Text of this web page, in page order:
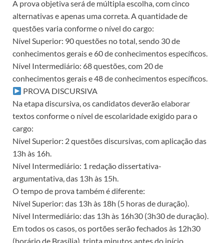
A prova objetiva será de múltipla escolha, com cinco
alternativas e apenas uma correta. A quantidade de
questões varia conforme o nível do cargo:
Nível Superior: 90 questões no total, sendo 30 de
conhecimentos gerais e 60 de conhecimentos específicos.
Nível Intermediário: 68 questões, com 20 de
conhecimentos gerais e 48 de conhecimentos específicos.
PROVA DISCURSIVA
Na etapa discursiva, os candidatos deverão elaborar
textos conforme o nível de escolaridade exigido para o
cargo:
Nível Superior: 2 questões discursivas, com aplicação das
13h às 16h.
Nível Intermediário: 1 redação dissertativa-
argumentativa, das 13h às 15h.
O tempo de prova também é diferente:
Nível Superior: das 13h às 18h (5 horas de duração).
Nível Intermediário: das 13h às 16h30 (3h30 de duração).
Em todos os casos, os portões serão fechados às 12h30
(horário de Brasília), trinta minutos antes do início.